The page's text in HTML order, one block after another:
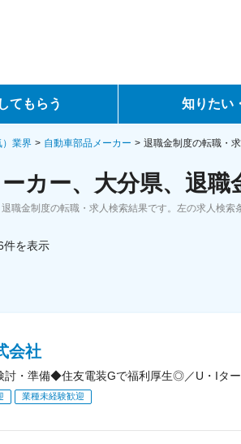
てもらう 知りたい
転職ノウハウ
データで見る転職
）業界 自動車部品メーカー 退職金制度の転職・
カー、大分県、退
職金制度の転職・求人検索結果です。左の求人検索
件を表示
会社
討・準備◆住友電装Gで福利厚生◎／U・Iタ
業種未経験歓迎